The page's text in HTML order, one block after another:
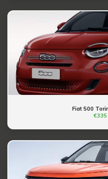
Fiat 500
€335